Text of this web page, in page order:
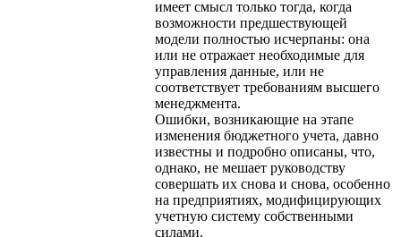
имеет смысл только тогда, когда
возможности предшествующей
модели полностью исчерпаны: она
или не отражает необходимые для
управления данные, или не
соответствует требованиям высшего
менеджмента.
Ошибки, возникающие на этапе
изменения бюджетного учета, давно
известны и подробно описаны, что,
однако, не мешает руководству
совершать их снова и снова, особенно
на предприятиях, модифицирующих
учетную систему собственными
силами.